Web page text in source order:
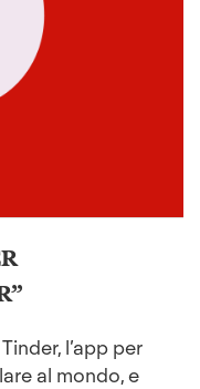
l’app per
al mondo, e